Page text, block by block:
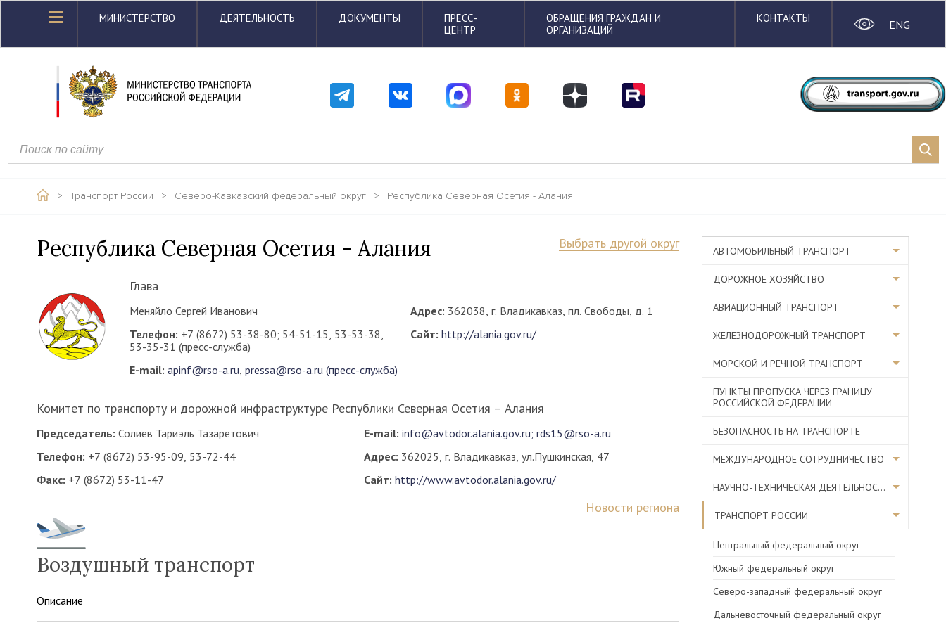
МИНИСТЕРСТВО ДЕЯТЕЛЬНОСТЬ ДОКУМЕНТЫ
ПРЕСС-
ЦЕНТР
ОБРАЩЕНИЯ ГРАЖДАН И
ОРГАНИЗАЦИЙ
КОНТАКТЫ ENG
> Транспорт России > Северо-Кавказский федеральный округ > Республика Северная Осетия - Алания
Республика Северная Осетия - Алания Выбрать другой округ
Глава
Меняйло Сергей Иванович
Телефон: +7 (8672) 53-38-80; 54-51-15, 53-53-38,
53-35-31 (пресс-служба)
E-mail:apinf@rso-a.ru,pressa@rso-a.ru (пресс-служба)
Адрес: 362038, г. Владикавказ, пл. Свободы, д. 1
Сайт: http://alania.gov.ru/
Комитет по транспорту и дорожной инфраструктуре Республики Северная Осетия – Алания
Председатель: Солиев Тариэль Тазаретович
Телефон: +7 (8672) 53-95-09, 53-72-44
Факс: +7 (8672) 53-11-47
E-mail: info@avtodor.alania.gov.ru; rds15@rso-a.ru
Адрес: 362025, г. Владикавказ, ул.Пушкинская, 47
Сайт: http://www.avtodor.alania.gov.ru/
Новости региона
Воздушный транспорт
Описание
АВТОМОБИЛЬНЫЙ ТРАНСПОРТ
ДОРОЖНОЕ ХОЗЯЙСТВО
АВИАЦИОННЫЙ ТРАНСПОРТ
ЖЕЛЕЗНОДОРОЖНЫЙ ТРАНСПОРТ
МОРСКОЙ И РЕЧНОЙ ТРАНСПОРТ
ПУНКТЫ ПРОПУСКА ЧЕРЕЗ ГРАНИЦУ
РОССИЙСКОЙ ФЕДЕРАЦИИ
БЕЗОПАСНОСТЬ НА ТРАНСПОРТЕ
МЕЖДУНАРОДНОЕ СОТРУДНИЧЕСТВО
НАУЧНО-ТЕХНИЧЕСКАЯ ДЕЯТЕЛЬНОСТЬ
ТРАНСПОРТ РОССИИ
Центральный федеральный округ
Южный федеральный округ
Северо-западный федеральный округ
Дальневосточный федеральный округ